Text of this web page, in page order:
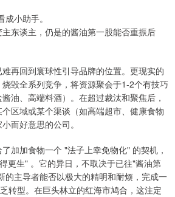
小助手。
东谈主，仍是的酱油第一股能否重振后
再回到寰球性引导品牌的位置。更现实的
毁全系列竞争，将资源聚会于1-2个有技巧
油、高端料酒）。在超过裁汰和聚焦后，
区域或某个渠谈（如高端超市、健康食物
而好意思的公司。
加加食物一个 "法子上幸免物化" 的契机，
更生" 。它的异日，不取决于已往"酱油第
的主导者能否以极大的精明和耐烦，完成一
转型。在巨头林立的红海市鸠合，这注定